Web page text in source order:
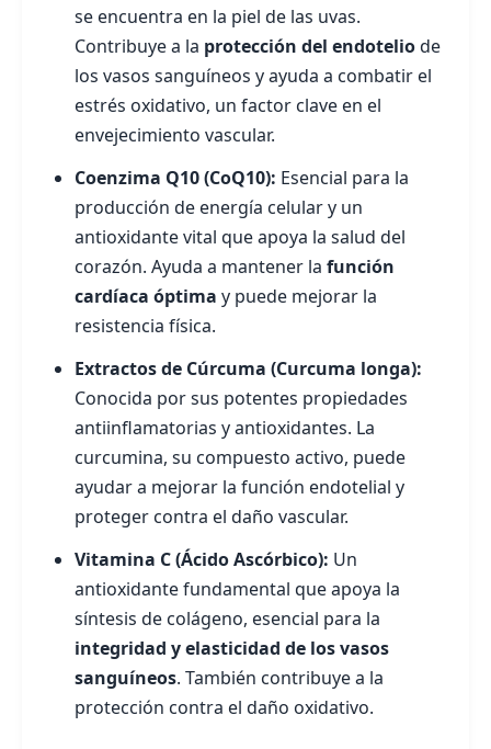
se encuentra en la piel de las uvas.
Contribuye a la protección del endoteliode
los vasos sanguíneos y ayuda a combatir el
estrés oxidativo, un factor clave en el
envejecimiento vascular.
Coenzima Q10 (CoQ10): Esencial para la
producción de energía celular y un
antioxidante vital que apoya la salud del
corazón. Ayuda a mantener la función
cardíaca óptima y puede mejorar la
resistencia física.
Extractos de Cúrcuma (Curcuma longa):
Conocida por sus potentes propiedades
antiinflamatorias y antioxidantes. La
curcumina, su compuesto activo, puede
ayudar a mejorar la función endotelial y
proteger contra el daño vascular.
Vitamina C (Ácido Ascórbico): Un
antioxidante fundamental que apoya la
síntesis de colágeno, esencial para la
integridad y elasticidad de los vasos
sanguíneos. También contribuye a la
protección contra el daño oxidativo.